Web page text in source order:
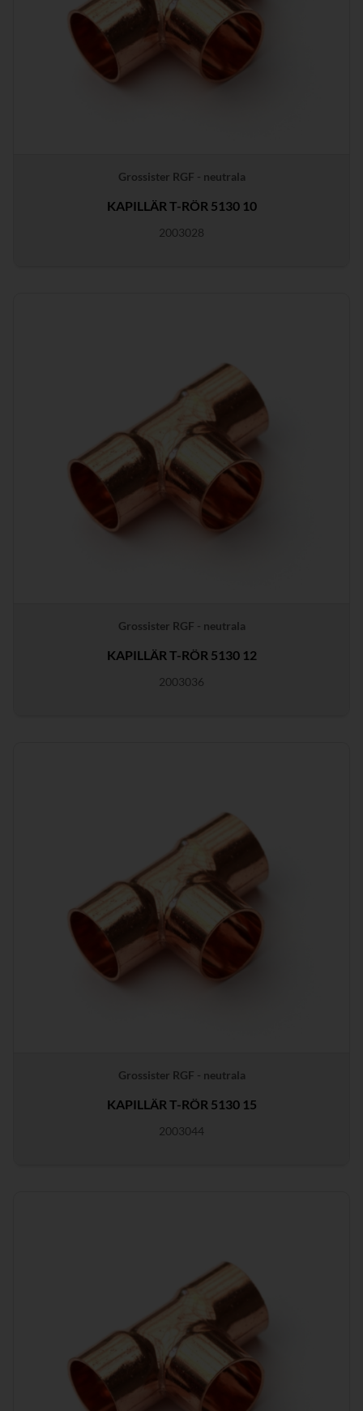
Grossister RGF - neutrala
KAPILLÄR T-RÖR 5130 10
2003028
Grossister RGF - neutrala
KAPILLÄR T-RÖR 5130 12
2003036
Grossister RGF - neutrala
KAPILLÄR T-RÖR 5130 15
2003044